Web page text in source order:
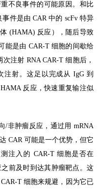
不良事件的可能原因。和比
件是由 CAR 中的 scFv 特异
(HAMA) 反应），随后导致
能是由 CAR-T 细胞的间歇给
注射 RNA CAR-T 细胞后，
注射。这足以完成从 IgG 到
反应，快速重复输注似
/非肿瘤反应，通过用 mRNA
CAR 可能是一个优势，但它
注入的 CAR-T 细胞是否在
前及时到达其肿瘤靶点。这
T 细胞来规避，因为它已